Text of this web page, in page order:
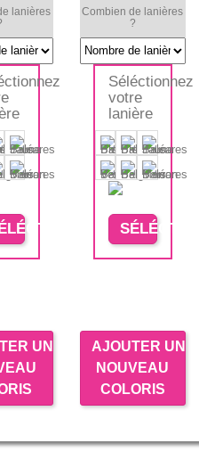
lanières
UN
Combien de lanières
?
Séléctionnez
votre
lanière
AJOUTER UN
NOUVEAU
COLORIS